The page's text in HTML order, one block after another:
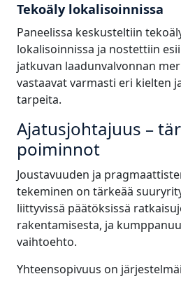
Tekoäly lokalisoinnissa
Paneelissa keskusteltiin
lokalisoinnissa ja nostettiin
jatkuvan laadunvalvonnan
vastaavat varmasti eri kielten
tarpeita.
Ajatusjohtajuus –
poiminnot
Joustavuuden ja
tekeminen on tärkeää
liittyvissä päätöksissä
rakentamisesta, ja
vaihtoehto.
Yhteensopivuus on